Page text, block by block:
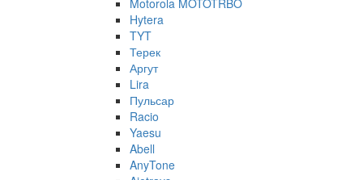
Hytera
TYT
Терек
Аргут
Lira
Пульсар
Racio
Yaesu
Abell
AnyTone